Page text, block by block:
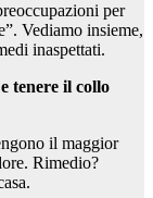
per
Vediamo insieme,
inaspettati.
tenere il collo
il maggior
Rimedio?